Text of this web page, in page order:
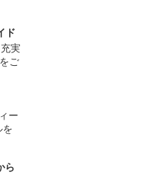
ド
実
ご
ー
ら